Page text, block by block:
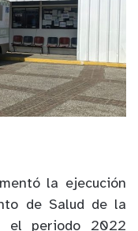
la ejecución
de Salud de la
el periodo 2022